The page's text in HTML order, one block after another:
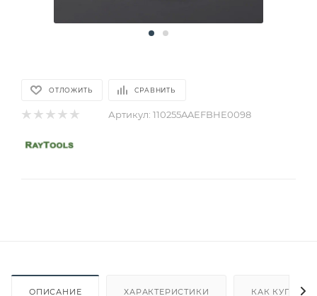
ОТЛОЖИТЬ СРАВНИТЬ
Артикул: 110255AAEFBHE0098
ОПИСАНИЕ ХАРАКТЕРИСТИКИ КАК КУПИТЬ